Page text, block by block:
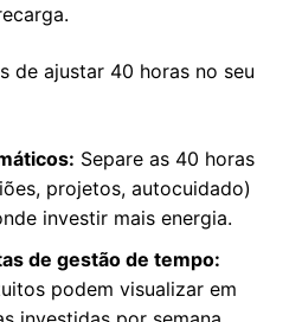
de ajustar 40 horas no seu
Separe as 40 horas
projetos, autocuidado)
investir mais energia.
de gestão de tempo:
podem visualizar em